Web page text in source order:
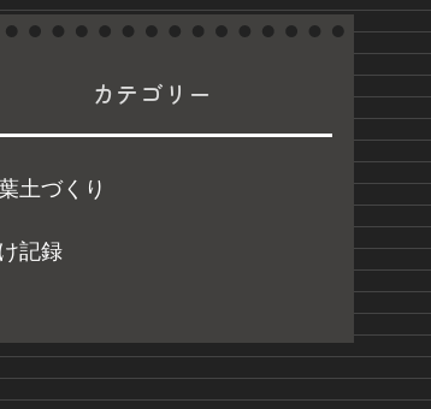
カテゴリー
土づくり
記録